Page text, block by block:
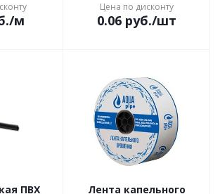
/м
Цена по дисконту
0.06руб./шт
ПВХ Лента капельного